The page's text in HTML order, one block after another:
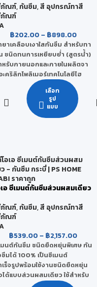
ภัณฑ์,กันซึม,สี อุปกรณ์ทาสี
ภัณฑ์
฿202.00 – ฿898.00
ยาเคลือบเงาใสกันซึม สำหรับทา
ชนิดทนการเหยียบย่ำ (สูตรน้ำ)
หรับภายนอกและภายในผลิตจา
ะคริลิกโพลิเมอร์เทคโนโลยีไฮ
ริด (Acrylic Hybrid
ที่ให้ฟิล์มแข็ง เหมาะ
ำหรับเคลือบพื้นผิวที่ต้องการ
หยียบย่ำ มีความเงางามสูง
มและคราบสกปรกได้ดี ไม่ผสม
รปรอทและตะกั่ว ไม่มีกลิ่นฉุน
ดใช้งานได้ทันที ไม่ต้องผสม
ารถใช้ได้ทั้งภายนอกและภายใน
รเหยียบย่ำได้ดี
ามเงางาม ไม่เหลืองตัว
เกาะดีเยี่ยม ทนต่อสภาวะอากาศ
ละแสง UV
นสูตรน้ำ มีกลิ่นอ่อน
ยรักษาพื้นผิววัสดุให้ใช้งานได้
นขึ้น
งกันการฝังตัวของฝุ่นให้น้อยลง
เลือก
รูป
แบบ
เอ ซีเมนต์กันซึมส่วนผสมเดียว
ภัณฑ์,กันซึม,สี อุปกรณ์ทาสี
ภัณฑ์
฿539.00– ฿2,157.00
มนต์กันซึม ชนิดยืดหยุ่นพิเศษ กัน
ซึมได้ 100% เป็นซีเมนต์
เร็จรูปพร้อมใช้งานชนิดยืดหยุ่น
ได้แบบส่วนผสมเดียว ใช้สำหรับ
านกันซึม และปกป้องผิวคอนกรีต